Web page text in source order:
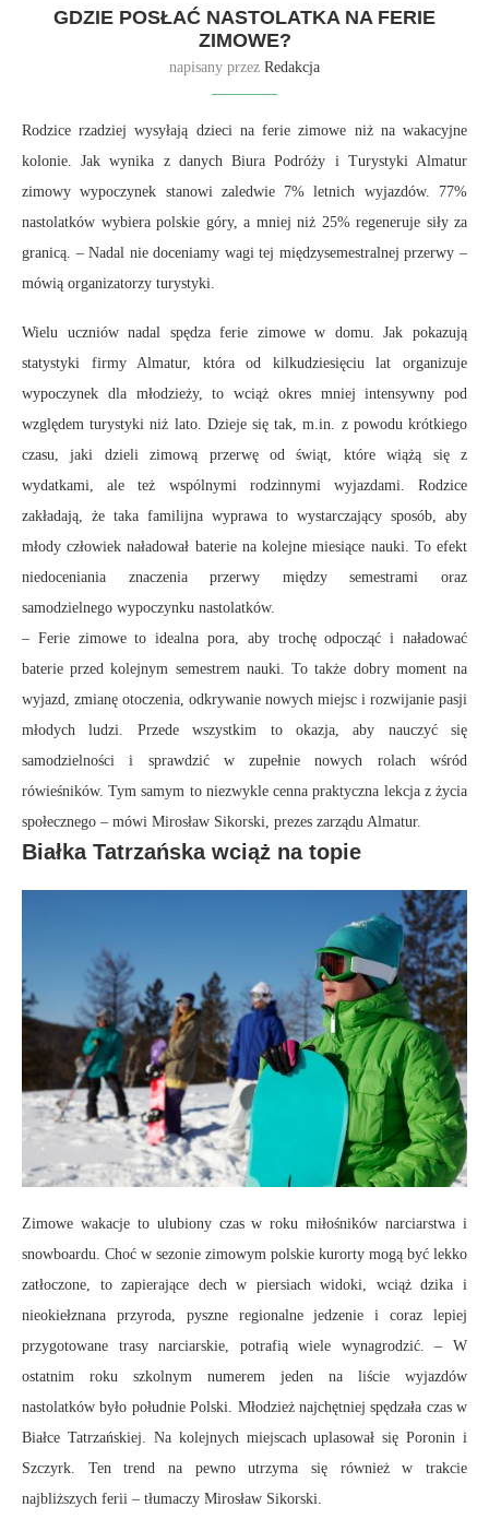
GDZIE POSŁAĆ NASTOLATKA NA FERIE
ZIMOWE?
napisany przez Redakcja
Rodzice rzadziej wysyłają dzieci na ferie zimowe niż na wakacyjne
kolonie. Jak wynika z danych Biura Podróży i Turystyki Almatur
zimowy wypoczynek stanowi zaledwie 7% letnich wyjazdów. 77%
nastolatków wybiera polskie góry, a mniej niż 25% regeneruje siły za
granicą. – Nadal nie doceniamy wagi tej międzysemestralnej przerwy –
mówią organizatorzy turystyki.
Wielu uczniów nadal spędza ferie zimowe w domu. Jak pokazują
statystyki firmy Almatur, która od kilkudziesięciu lat organizuje
wypoczynek dla młodzieży, to wciąż okres mniej intensywny pod
względem turystyki niż lato. Dzieje się tak, m.in. z powodu krótkiego
czasu, jaki dzieli zimową przerwę od świąt, które wiążą się z
wydatkami, ale też wspólnymi rodzinnymi wyjazdami. Rodzice
zakładają, że taka familijna wyprawa to wystarczający sposób, aby
młody człowiek naładował baterie na kolejne miesiące nauki. To efekt
niedoceniania znaczenia przerwy między semestrami oraz
samodzielnego wypoczynku nastolatków.
– Ferie zimowe to idealna pora, aby trochę odpocząć i naładować
baterie przed kolejnym semestrem nauki. To także dobry moment na
wyjazd, zmianę otoczenia, odkrywanie nowych miejsc i rozwijanie pasji
młodych ludzi. Przede wszystkim to okazja, aby nauczyć się
samodzielności i sprawdzić w zupełnie nowych rolach wśród
rówieśników. Tym samym to niezwykle cenna praktyczna lekcja z życia
społecznego – mówi Mirosław Sikorski, prezes zarządu Almatur.
Białka Tatrzańska wciąż na topie
Zimowe wakacje to ulubiony czas w roku miłośników narciarstwa i
snowboardu. Choć w sezonie zimowym polskie kurorty mogą być lekko
zatłoczone, to zapierające dech w piersiach widoki, wciąż dzika i
nieokiełznana przyroda, pyszne regionalne jedzenie i coraz lepiej
przygotowane trasy narciarskie, potrafią wiele wynagrodzić. – W
ostatnim roku szkolnym numerem jeden na liście wyjazdów
nastolatków było południe Polski. Młodzież najchętniej spędzała czas w
Białce Tatrzańskiej. Na kolejnych miejscach uplasował się Poronin i
Szczyrk. Ten trend na pewno utrzyma się również w trakcie
najbliższych ferii – tłumaczy Mirosław Sikorski.